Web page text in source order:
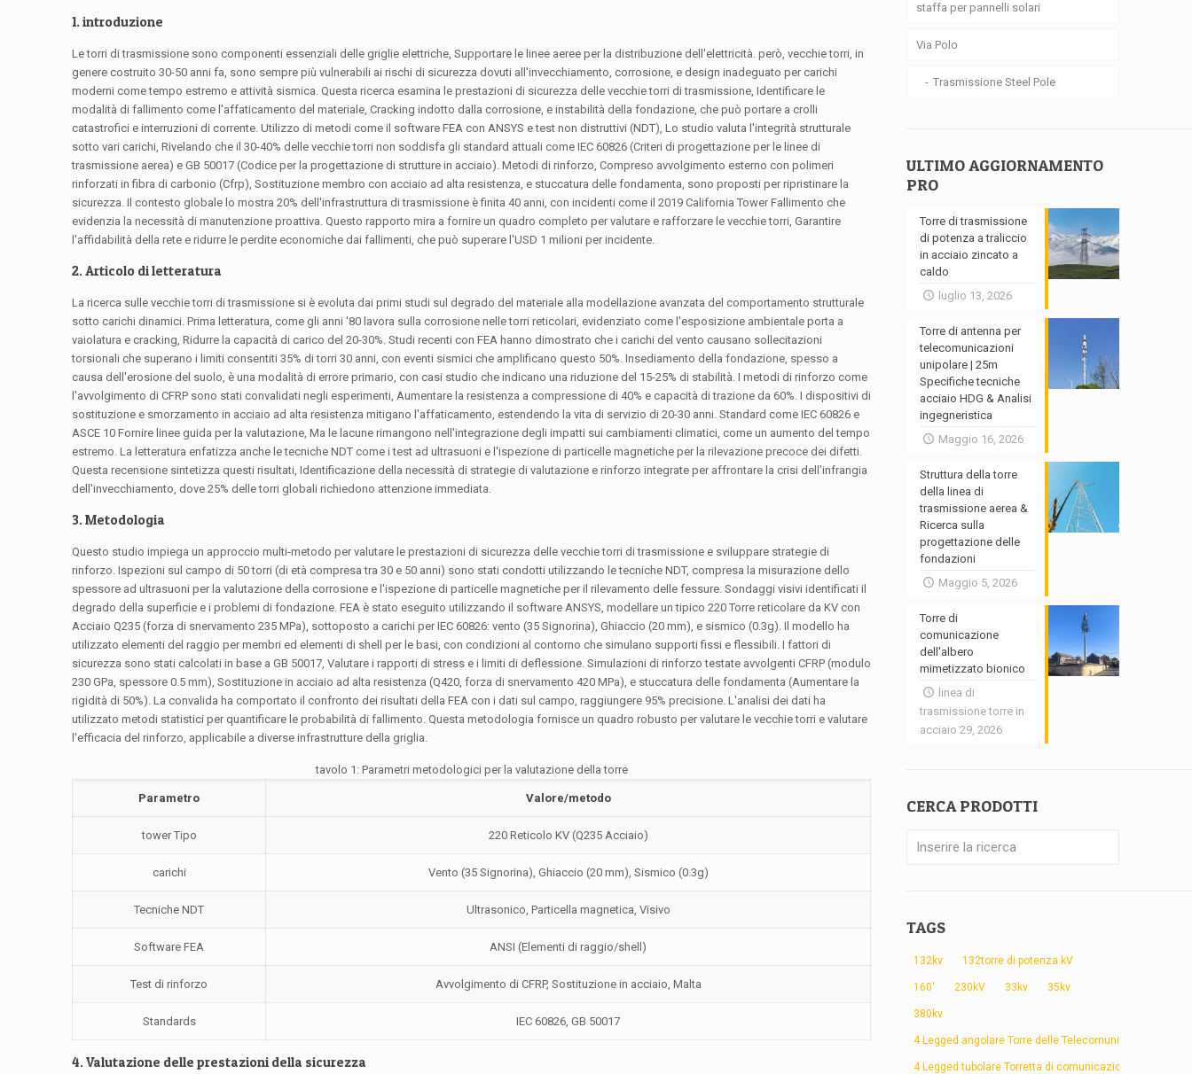
1. introduzione
Le torri di trasmissione sono componenti essenziali delle griglie elettriche, Supportare le linee aeree per la distribuzione dell'elettricità. però, vecchie torri, in
genere costruito 30-50 anni fa, sono sempre più vulnerabili ai rischi di sicurezza dovuti all'invecchiamento, corrosione, e design inadeguato per carichi
moderni come tempo estremo e attività sismica. Questa ricerca esamina le prestazioni di sicurezza delle vecchie torri di trasmissione, Identificare le
modalità di fallimento come l'affaticamento del materiale, Cracking indotto dalla corrosione, e instabilità della fondazione, che può portare a crolli
catastrofici e interruzioni di corrente. Utilizzo di metodi come il software FEA con ANSYS e test non distruttivi (NDT), Lo studio valuta l'integrità strutturale
sotto vari carichi, Rivelando che il 30-40% delle vecchie torri non soddisfa gli standard attuali come IEC 60826 (Criteri di progettazione per le linee di
trasmissione aerea) e GB 50017 (Codice per la progettazione di strutture in acciaio). Metodi di rinforzo, Compreso avvolgimento esterno con polimeri
rinforzati in fibra di carbonio (Cfrp), Sostituzione membro con acciaio ad alta resistenza, e stuccatura delle fondamenta, sono proposti per ripristinare la
sicurezza. Il contesto globale lo mostra 20% dell'infrastruttura di trasmissione è finita 40 anni, con incidenti come il 2019 California Tower Fallimento che
evidenzia la necessità di manutenzione proattiva. Questo rapporto mira a fornire un quadro completo per valutare e rafforzare le vecchie torri, Garantire
l'affidabilità della rete e ridurre le perdite economiche dai fallimenti, che può superare l'USD 1 milioni per incidente.
2. Articolo di letteratura
La ricerca sulle vecchie torri di trasmissione si è evoluta dai primi studi sul degrado del materiale alla modellazione avanzata del comportamento strutturale
sotto carichi dinamici. Prima letteratura, come gli anni '80 lavora sulla corrosione nelle torri reticolari, evidenziato come l'esposizione ambientale porta a
vaiolatura e cracking, Ridurre la capacità di carico del 20-30%. Studi recenti con FEA hanno dimostrato che i carichi del vento causano sollecitazioni
torsionali che superano i limiti consentiti 35% di torri 30 anni, con eventi sismici che amplificano questo 50%. Insediamento della fondazione, spesso a
causa dell'erosione del suolo, è una modalità di errore primario, con casi studio che indicano una riduzione del 15-25% di stabilità. I metodi di rinforzo come
l'avvolgimento di CFRP sono stati convalidati negli esperimenti, Aumentare la resistenza a compressione di 40% e capacità di trazione da 60%. I dispositivi di
sostituzione e smorzamento in acciaio ad alta resistenza mitigano l'affaticamento, estendendo la vita di servizio di 20-30 anni. Standard come IEC 60826 e
ASCE 10 Fornire linee guida per la valutazione, Ma le lacune rimangono nell'integrazione degli impatti sui cambiamenti climatici, come un aumento del tempo
estremo. La letteratura enfatizza anche le tecniche NDT come i test ad ultrasuoni e l'ispezione di particelle magnetiche per la rilevazione precoce dei difetti.
Questa recensione sintetizza questi risultati, Identificazione della necessità di strategie di valutazione e rinforzo integrate per affrontare la crisi dell'infrangia
dell'invecchiamento, dove 25% delle torri globali richiedono attenzione immediata.
3. Metodologia
Questo studio impiega un approccio multi-metodo per valutare le prestazioni di sicurezza delle vecchie torri di trasmissione e sviluppare strategie di
rinforzo. Ispezioni sul campo di 50 torri (di età compresa tra 30 e 50 anni) sono stati condotti utilizzando le tecniche NDT, compresa la misurazione dello
spessore ad ultrasuoni per la valutazione della corrosione e l'ispezione di particelle magnetiche per il rilevamento delle fessure. Sondaggi visivi identificati il ​​
degrado della superficie e i problemi di fondazione. FEA è stato eseguito utilizzando il software ANSYS, modellare un tipico 220 Torre reticolare da KV con
Acciaio Q235 (forza di snervamento 235 MPa), sottoposto a carichi per IEC 60826: vento (35 Signorina), Ghiaccio (20 mm), e sismico (0.3g). Il modello ha
utilizzato elementi del raggio per membri ed elementi di shell per le basi, con condizioni al contorno che simulano supporti fissi e flessibili. I fattori di
sicurezza sono stati calcolati in base a GB 50017, Valutare i rapporti di stress e i limiti di deflessione. Simulazioni di rinforzo testate avvolgenti CFRP (modulo
230 GPa, spessore 0.5 mm), Sostituzione in acciaio ad alta resistenza (Q420, forza di snervamento 420 MPa), e stuccatura delle fondamenta (Aumentare la
rigidità di 50%). La convalida ha comportato il confronto dei risultati della FEA con i dati sul campo, raggiungere 95% precisione. L'analisi dei dati ha
utilizzato metodi statistici per quantificare le probabilità di fallimento. Questa metodologia fornisce un quadro robusto per valutare le vecchie torri e valutare
l'efficacia del rinforzo, applicabile a diverse infrastrutture della griglia.
tavolo 1: Parametri metodologici per la valutazione della torre
Parametro Valore/metodo
tower Tipo 220 Reticolo KV (Q235 Acciaio)
carichi Vento (35 Signorina), Ghiaccio (20 mm), Sismico (0.3g)
Tecniche NDT Ultrasonico, Particella magnetica, Visivo
Software FEA ANSI (Elementi di raggio/shell)
Test di rinforzo Avvolgimento di CFRP, Sostituzione in acciaio, Malta
Standards IEC 60826, GB 50017
4. Valutazione delle prestazioni della sicurezza
staffa per pannelli solari
Via Polo
Trasmissione Steel Pole
ULTIMO AGGIORNAMENTO
PRO
Torre di trasmissione
di potenza a traliccio
in acciaio zincato a
caldo
luglio 13, 2026
Torre di antenna per
telecomunicazioni
unipolare | 25m
Specifiche tecniche
acciaio HDG & Analisi
ingegneristica
Maggio 16, 2026
Struttura della torre
della linea di
trasmissione aerea &
Ricerca sulla
progettazione delle
fondazioni
Maggio 5, 2026
Torre di
comunicazione
dell'albero
mimetizzato bionico
linea di
trasmissione torre in
acciaio 29, 2026
CERCA PRODOTTI
TAGS
132kv 132torre di potenza kV
160' 230kV 33kv 35kv
380kv
4 Legged angolare Torre delle Telecomunicazioni
4 Legged tubolare Torretta di comunicazione